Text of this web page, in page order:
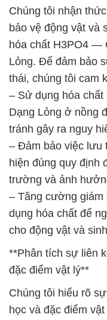
Chúng tôi nhận
bảo vệ động vật và
hóa chất H3PO4 —
Lỏng. Để đảm bảo
thái, chúng tôi cam
– Sử dụng hóa
Dạng Lỏng ở nồng
tránh gây ra nguy
– Đảm bảo việc lưu
hiện đúng quy định
trường và ảnh
– Tăng cường giám
dụng hóa chất để
cho động vật và
**Phân tích sự liên
đặc điểm vật lý**
Chúng tôi hiểu rõ
học và đặc điểm